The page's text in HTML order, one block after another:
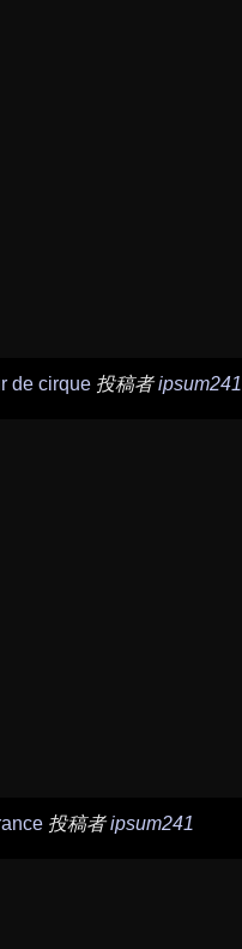
de cirque 投稿者ipsum241
投稿者ipsum241